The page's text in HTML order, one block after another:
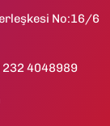
No:16/6
232 4048989